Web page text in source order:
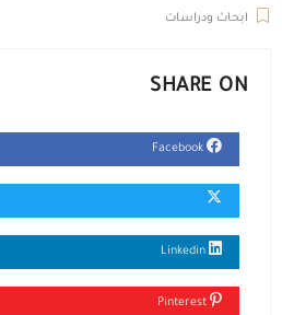
ابحاث ودراسات
SHARE ON